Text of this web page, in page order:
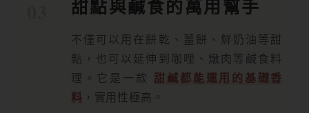
甜點與鹹食的萬用幫手
不僅可以用在餅乾、薑餅、鮮奶油等甜
點，也可以延伸到咖哩、燉肉等鹹食料
理。它是一款 甜鹹都能運用的基礎香
料 ，實用性極高。